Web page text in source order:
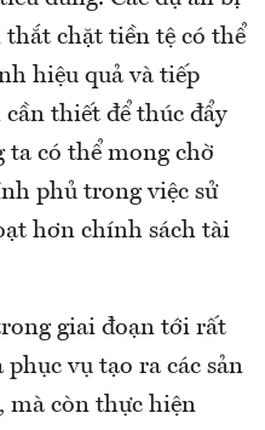
chặt tiền tệ có thể
hiệu quả và tiếp
thiết để thúc đẩy
ta có thể mong chờ
phủ trong việc sử
hơn chính sách tài
giai đoạn tới rất
vụ tạo ra các sản
mà còn thực hiện